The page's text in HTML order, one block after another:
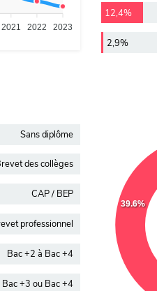
2021 2022 2023
12,4%
2,9%
Sans diplôme
des collèges
CAP / BEP
professionnel
Bac +2 à Bac +4
Bac +3 ou Bac +4
39.6%